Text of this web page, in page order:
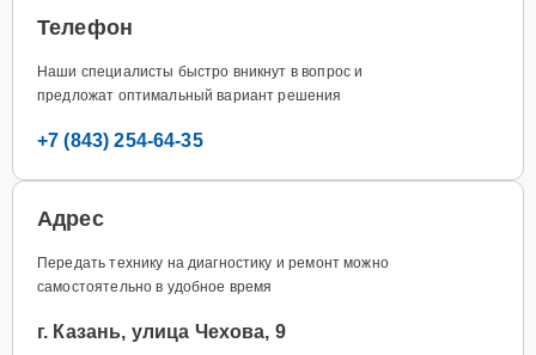
Телефон
Наши специалисты быстро вникнут в вопрос и
предложат оптимальный вариант решения
+7 (843) 254-64-35
Адрес
Передать технику на диагностику и ремонт можно
самостоятельно в удобное время
г. Казань, улица Чехова, 9